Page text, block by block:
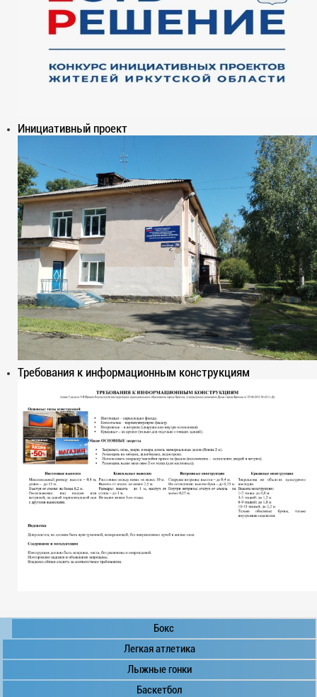
Инициативный проект
Требования к информационным конструкциям
Бокс
Легкая атлетика
Лыжные гонки
Баскетбол